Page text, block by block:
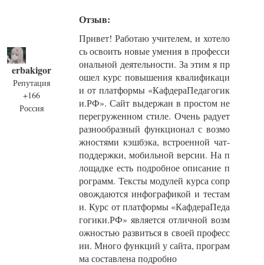
erbakigor
Репутация
+166
Россия
Отзыв:
Привет! Работаю учителем, и хотело
сь освоить новые умения в професси
ональной деятельности. За этим я пр
ошел курс повышения квалификаци
и от платформы «КафдераПедагогик
и.РФ». Сайт выдержан в простом не
перегруженном стиле. Очень радует
разнообразный функционал с возмо
жностями кэшбэка, встроенной чат-
поддержки, мобильной версии. На п
лощадке есть подробное описание п
рограмм. Тексты модулей курса сопр
овождаются инфографикой и тестам
и. Курс от платформы «КафдераПеда
гогики.РФ» является отличной возм
ожностью развиться в своей професс
ии. Много функций у сайта, програм
ма составлена подробно